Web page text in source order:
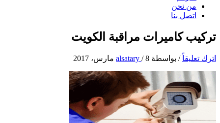
من نحن
اتصل بنا
تركيب كاميرات مراقبة الكويت
اترك تعليقاً / بواسطة alsatary /8 مارس، 2017